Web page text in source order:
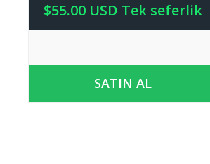
$55.00 USD Tek seferlik
SATIN AL